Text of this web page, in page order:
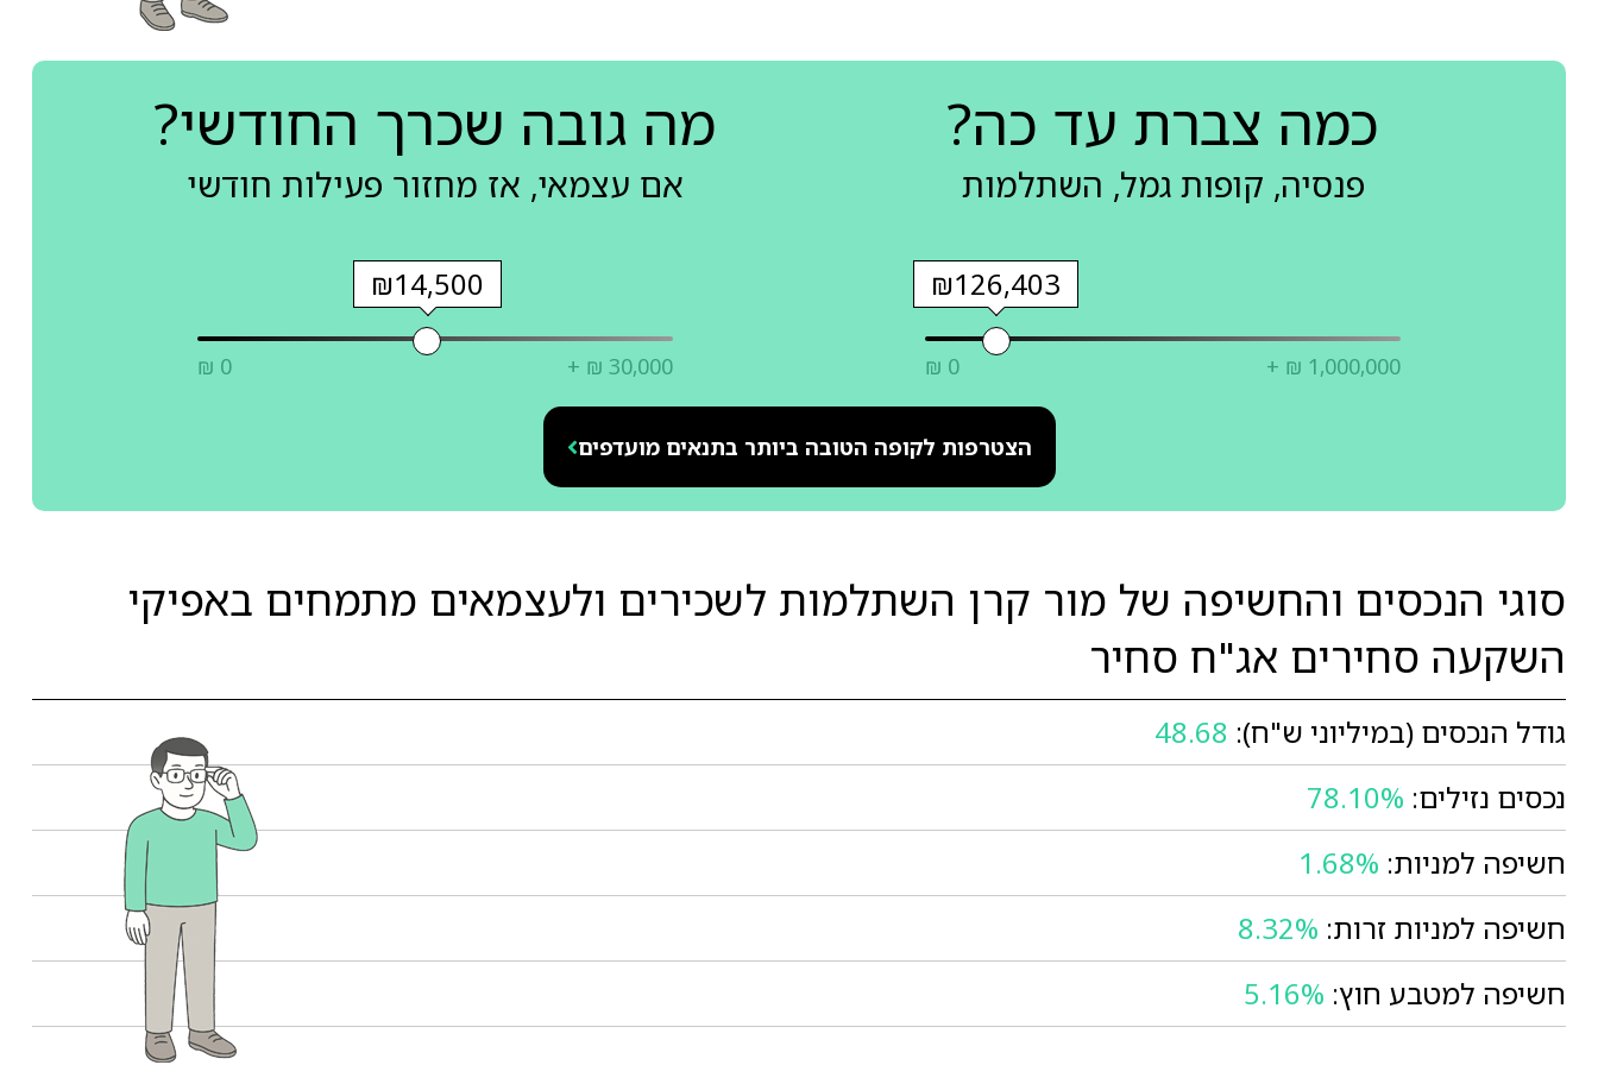
כמה צברת עד כה?
פנסיה, קופות גמל, השתלמות
₪126,403
₪ 0 + ₪ 1,000,000
מה גובה שכרך החודשי?
אם עצמאי, אז מחזור פעילות חודשי
₪14,500
₪ 0 + ₪ 30,000
הצטרפות לקופה הטובה ביותר בתנאים מועדפים
סוגי הנכסים והחשיפה של מור קרן השתלמות לשכירים ולעצמאים מתמחים באפיקי
השקעה סחירים אג"ח סחיר
גודל הנכסים (במיליוני ש"ח): 48.68
נכסים נזילים: 78.10%
חשיפה למניות: 1.68%
חשיפה למניות זרות: 8.32%
חשיפה למטבע חוץ: 5.16%